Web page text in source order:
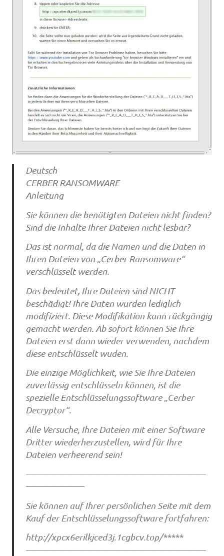
Deutsch
CERBER RANSOMWARE
Anleitung
Sie können die benötigten Dateien nicht finden?
Sind die Inhalte Ihrer Dateien nicht lesbar?
Das ist normal, da die Namen und die Daten in
Ihren Dateien von „Cerber Ransomware“
verschlüsselt werden.
Das bedeutet, Ihre Dateien sind NICHT
beschädigt! Ihre Daten wurden lediglich
modifiziert. Diese Modifikation kann rückgängig
gemacht werden. Ab sofort können Sie Ihre
Dateien erst dann wieder verwenden, nachdem
diese entschlüsselt wuden.
Die einzige Möglichkeit, wie Sie Ihre Dateien
zuverlässig entschlüsseln können, ist die
spezielle Entschlüsselungssoftware „Cerber
Decryptor“.
Alle Versuche, Ihre Dateien mit einer Software
Dritter wiederherzustellen, wird für Ihre
Dateien verheerend sein!
————————————————————
——————–
Sie können auf Ihrer persönlichen Seite mit dem
Kauf der Entschlüsselungssoftware fortfahren:
http://xpcx6erilkjced3j.1cgbcv.top/*****
————————————————————